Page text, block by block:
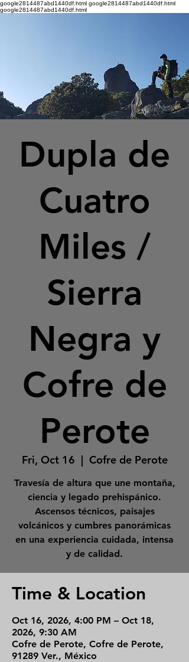
google2814487abd1440df.html google2814487abd1440df.html
google2814487abd1440df.html
Dupla de
Cuatro
Miles /
Sierra
Negra y
Cofre de
Perote
Fri, Oct 16
  |
Cofre de Perote
Travesía de altura que une montaña,
ciencia y legado prehispánico.
Ascensos técnicos, paisajes
volcánicos y cumbres panorámicas
en una experiencia cuidada, intensa
y de calidad.
Time & Location
Oct 16, 2026, 4:00 PM – Oct 18,
2026, 9:30 AM
Cofre de Perote, Cofre de Perote,
91289 Ver., México